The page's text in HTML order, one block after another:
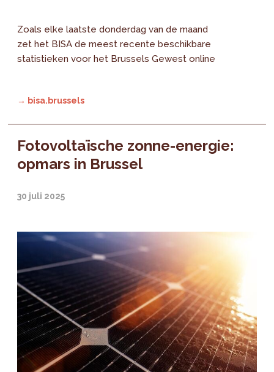
Zoals elke laatste donderdag van de maand
zet het BISA de meest recente beschikbare
statistieken voor het Brussels Gewest online
→ bisa.brussels
Fotovoltaïsche zonne-energie:
opmars in Brussel
30 juli 2025